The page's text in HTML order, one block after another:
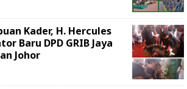
Kader, H. Hercules
Baru DPD GRIB Jaya
Johor